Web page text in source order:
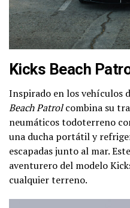
Kicks Beach
Inspirado en los vehículos
Beach Patrolcombina su
neumáticos todoterreno
una ducha portátil y
escapadas junto al mar.
aventurero del modelo
cualquier terreno.